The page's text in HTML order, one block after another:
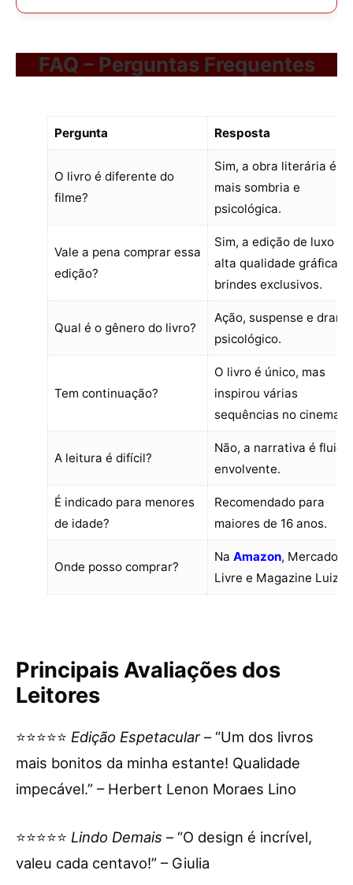
FAQ – Perguntas Frequentes
Pergunta Resposta
O livro é diferente do
filme?
Sim, a obra literária é
mais sombria e
psicológica.
Vale a pena comprar essa
edição?
Sim, a edição de luxo
alta qualidade gráfica e
brindes exclusivos.
Qual é o gênero do livro?
Ação, suspense e drama
psicológico.
Tem continuação?
O livro é único, mas
inspirou várias
sequências no cinema.
A leitura é difícil?
Não, a narrativa é fluida
envolvente.
É indicado para menores
de idade?
Recomendado para
maiores de 16 anos.
Onde posso comprar?
Na Amazon, Mercado
Livre e Magazine Luiza.
Principais Avaliações dos
Leitores
⭐⭐⭐⭐⭐ Edição Espetacular– “Um dos livros
mais bonitos da minha estante! Qualidade
impecável.” – Herbert Lenon Moraes Lino
⭐⭐⭐⭐⭐ Lindo Demais – “O design é incrível,
valeu cada centavo!” – Giulia